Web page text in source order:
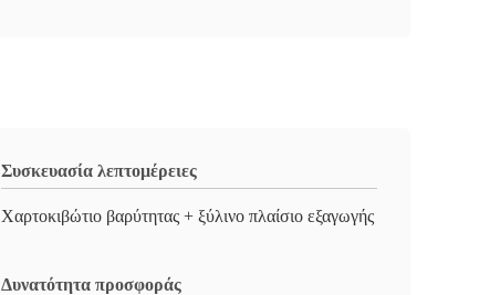
Συσκευασία λεπτομέρειες
Χαρτοκιβώτιο βαρύτητας + ξύλινο πλαίσιο εξαγωγής
Δυνατότητα προσφοράς